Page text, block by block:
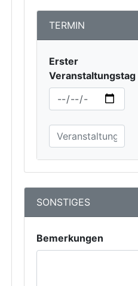
TERMIN
Erster
Veranstaltungstag
SONSTIGES
Bemerkungen